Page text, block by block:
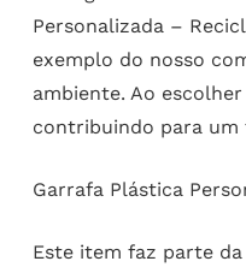
Personalizada –
exemplo do nosso
ambiente. Ao
contribuindo para
Garrafa Plástica
Este item faz parte